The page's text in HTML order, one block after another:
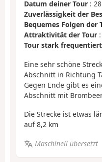
Datum deiner Tour :
Zuverlässigkeit der
Bequemes Folgen der
Attraktivität der Tour
Tour stark frequentiert
Eine sehr schöne
Abschnitt in Richtung
Gegen Ende gibt es
Abschnitt mit
Die Strecke ist etwas
auf 8,2 km
Maschinell übersetzt